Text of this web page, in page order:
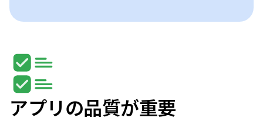
アプリの品質が重要